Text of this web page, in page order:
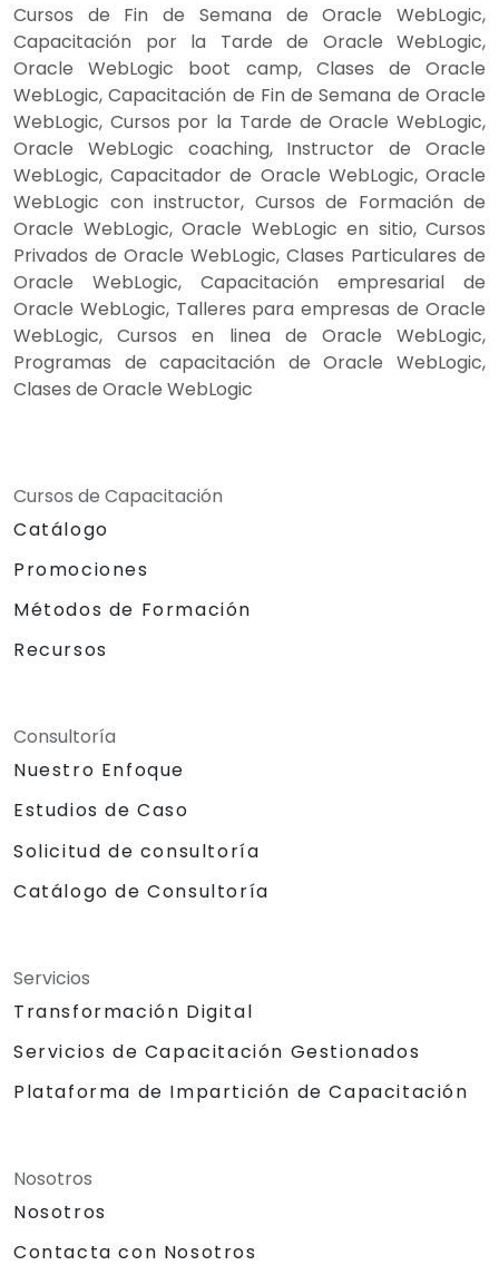
Cursos de Fin de Semana de Oracle WebLogic,
Capacitación por la Tarde de Oracle WebLogic,
Oracle WebLogic boot camp, Clases de Oracle
WebLogic, Capacitación de Fin de Semana de Oracle
WebLogic, Cursos por la Tarde de Oracle WebLogic,
Oracle WebLogic coaching, Instructor de Oracle
WebLogic, Capacitador de Oracle WebLogic, Oracle
WebLogic con instructor, Cursos de Formación de
Oracle WebLogic, Oracle WebLogic en sitio, Cursos
Privados de Oracle WebLogic, Clases Particulares de
Oracle WebLogic, Capacitación empresarial de
Oracle WebLogic, Talleres para empresas de Oracle
WebLogic, Cursos en linea de Oracle WebLogic,
Programas de capacitación de Oracle WebLogic,
Clases de Oracle WebLogic
Cursos de Capacitación
Catálogo
Promociones
Métodos de Formación
Recursos
Consultoría
Nuestro Enfoque
Estudios de Caso
Solicitud de consultoría
Catálogo de Consultoría
Servicios
Transformación Digital
Servicios de Capacitación Gestionados
Plataforma de Impartición de Capacitación
Nosotros
Nosotros
Contacta con Nosotros